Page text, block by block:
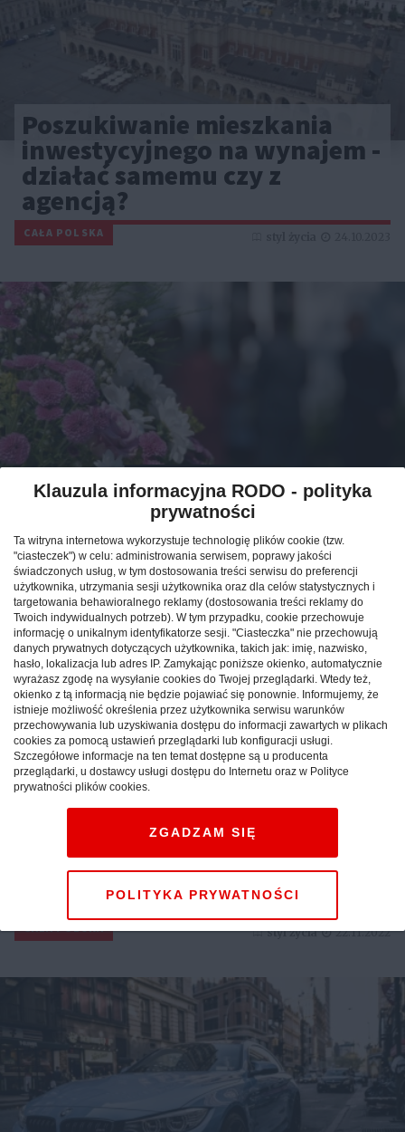
Poszukiwanie mieszkania
inwestycyjnego na wynajem -
działać samemu czy z
agencją?
CAŁA POLSKA
Godne pożegnanie - wybór
formy pochówku dla naszej
rodziny
CAŁA POLSKA styl życia 04.01.2023
Okna PCV - długoletnia
stolarka okienna
styl życia 22.11.2022
Klauzula informacyjna RODO - polityka
prywatności
Ta witryna internetowa wykorzystuje technologię plików cookie (tzw.
"ciasteczek") w celu: administrowania serwisem, poprawy jakości
świadczonych usług, w tym dostosowania treści serwisu do preferencji
użytkownika, utrzymania sesji użytkownika oraz dla celów statystycznych i
targetowania behawioralnego reklamy (dostosowania treści reklamy do
Twoich indywidualnych potrzeb). W tym przypadku, cookie przechowuje
informację o unikalnym identyfikatorze sesji. "Ciasteczka" nie przechowują
danych prywatnych dotyczących użytkownika, takich jak: imię, nazwisko,
hasło, lokalizacja lub adres IP. Zamykając poniższe okienko, automatycznie
wyrażasz zgodę na wysyłanie cookies do Twojej przeglądarki. Wtedy też,
okienko z tą informacją nie będzie pojawiać się ponownie. Informujemy, że
istnieje możliwość określenia przez użytkownika serwisu warunków
przechowywania lub uzyskiwania dostępu do informacji zawartych w plikach
cookies za pomocą ustawień przeglądarki lub konfiguracji usługi.
Szczegółowe informacje na ten temat dostępne są u producenta
przeglądarki, u dostawcy usługi dostępu do Internetu oraz w Polityce
prywatności plików cookies.
POLITYKA PRYWATNOŚCI
ZGADZAM SIĘ